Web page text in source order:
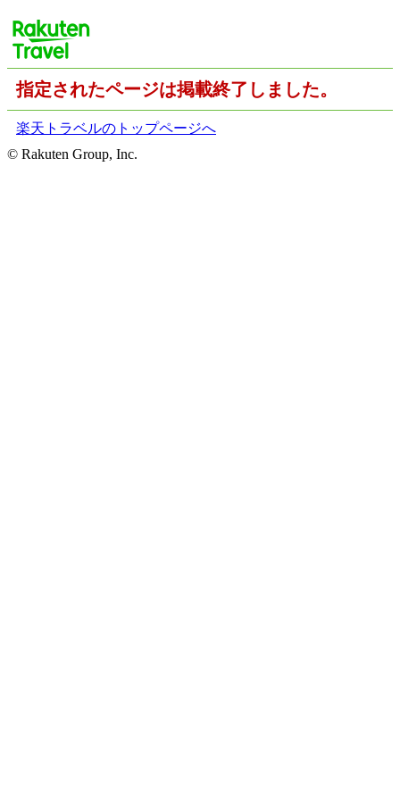
指定されたページは掲載終了しました。
楽天トラベルのトップページへ
© Rakuten Group, Inc.